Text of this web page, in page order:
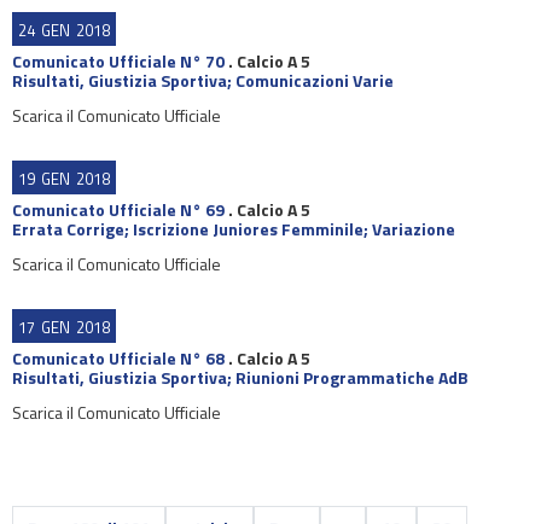
24 GEN 2018
Comunicato Ufficiale N° 70. Calcio A 5
Risultati, Giustizia Sportiva; Comunicazioni Varie
Scarica il Comunicato Ufficiale
19 GEN 2018
Comunicato Ufficiale N° 69. Calcio A 5
Errata Corrige; Iscrizione Juniores Femminile; Variazione
Scarica il Comunicato Ufficiale
17 GEN 2018
Comunicato Ufficiale N° 68. Calcio A 5
Risultati, Giustizia Sportiva; Riunioni Programmatiche AdB
Scarica il Comunicato Ufficiale